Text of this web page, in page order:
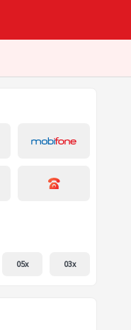
05x 03x